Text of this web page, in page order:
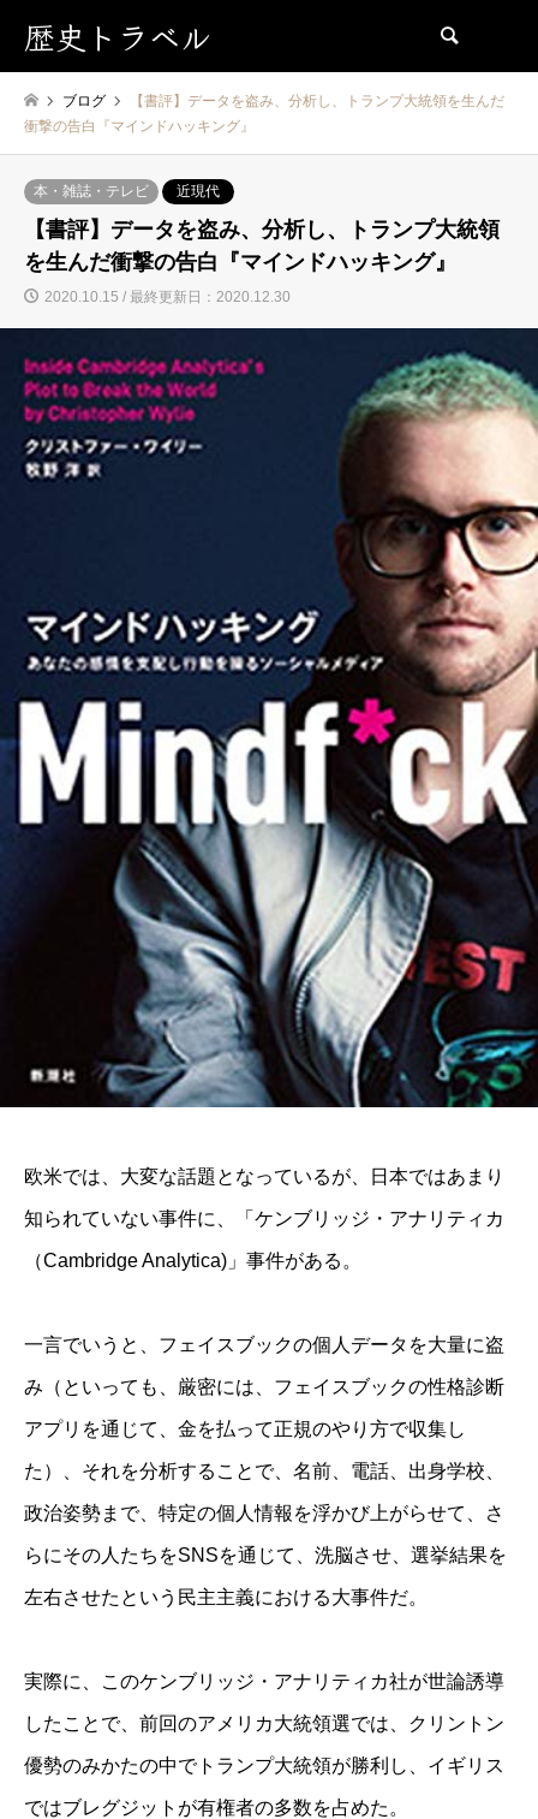
歴史トラベル
ブログ
【書評】データを盗み、分析し、トランプ大統領を生んだ
衝撃の告白『マインドハッキング』
本・雑誌・テレビ 近現代
【書評】データを盗み、分析し、トランプ大統領
を生んだ衝撃の告白『マインドハッキング』
2020.10.15 / 最終更新日：2020.12.30
欧米では、大変な話題となっているが、日本ではあまり
知られていない事件に、「ケンブリッジ・アナリティカ
（Cambridge Analytica)」事件がある。
一言でいうと、フェイスブックの個人データを大量に盗
み（といっても、厳密には、フェイスブックの性格診断
アプリを通じて、金を払って正規のやり方で収集し
た）、それを分析することで、名前、電話、出身学校、
政治姿勢まで、特定の個人情報を浮かび上がらせて、さ
らにその人たちをSNSを通じて、洗脳させ、選挙結果を
左右させたという民主主義における大事件だ。
実際に、このケンブリッジ・アナリティカ社が世論誘導
したことで、前回のアメリカ大統領選では、クリントン
優勢のみかたの中でトランプ大統領が勝利し、イギリス
ではブレグジットが有権者の多数を占めた。